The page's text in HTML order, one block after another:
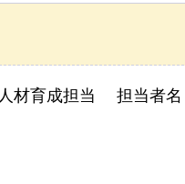
材育成担当 担当者名